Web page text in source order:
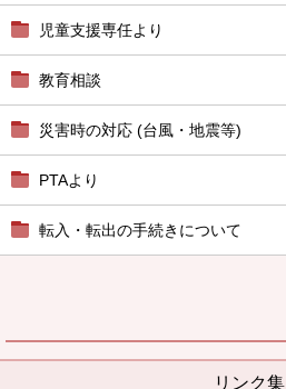
児童支援専任より
教育相談
災害時の対応 (台風・地震等)
PTAより
転入・転出の手続きについて
リンク集